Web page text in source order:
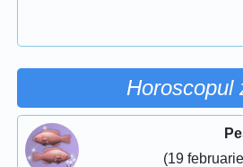
Horoscopul
(19